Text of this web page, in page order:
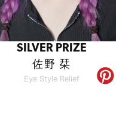
SILVER PRIZE
佐野 栞
Eye Style Relief